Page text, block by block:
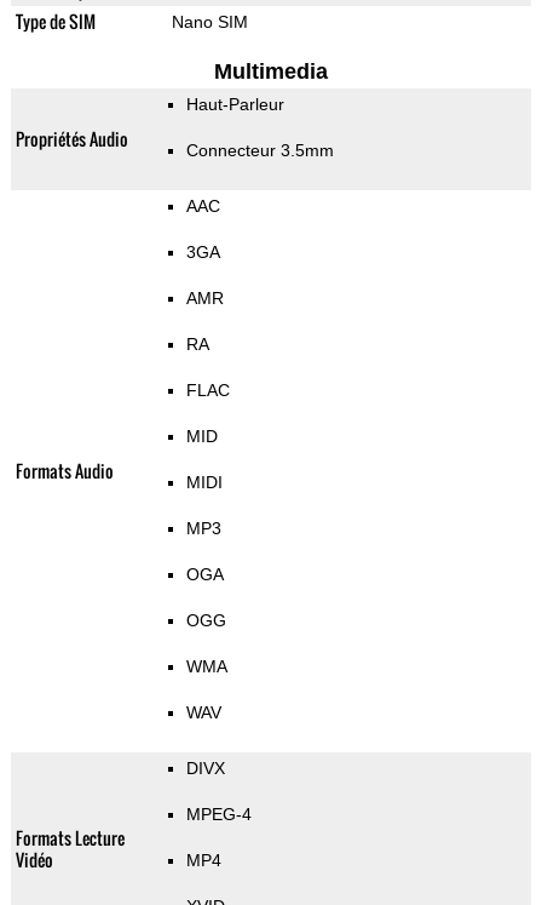
Type de SIM Nano SIM
Multimedia
Propriétés Audio
Haut-Parleur
Connecteur 3.5mm
Formats Audio
AAC
3GA
AMR
RA
FLAC
MID
MIDI
MP3
OGA
OGG
WMA
WAV
Formats Lecture
Vidéo
DIVX
MPEG-4
MP4